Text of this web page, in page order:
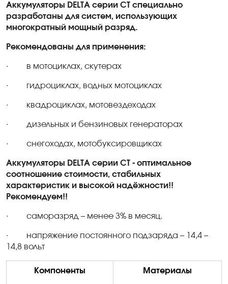
Аккумуляторы DELTA серии CT специально
разработаны для систем, использующих
многократный мощный разряд.
Рекомендованы для применения:
· в мотоциклах, скутерах
· гидроциклах, водных мотоциклах
· квадроциклах, мотовездеходах
· дизельных и бензиновых генераторах
· снегоходах, мотобуксировщиках
Аккумуляторы DELTA серии CT - оптимальное
соотношение стоимости, стабильных
характеристик и высокой надёжности!!
Рекомендуем!!
· саморазряд – менее 3% в месяц.
· напряжение постоянного подзаряда – 14,4 –
14,8 вольт
Компоненты Материалы